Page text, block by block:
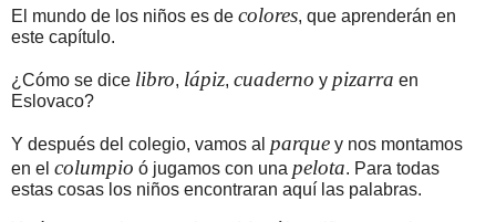
El mundo de los niños es de colores, que aprenderán en
este capítulo.
¿Cómo se dice libro, lápiz, cuaderno y pizarra en
Eslovaco?
Y después del colegio, vamos al parque y nos montamos
en el columpio ó jugamos con una pelota. Para todas
estas cosas los niños encontraran aquí las palabras.